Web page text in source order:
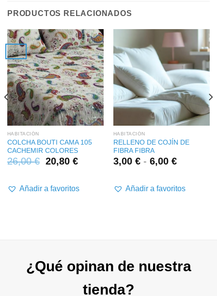
PRODUCTOS RELACIONADOS
HABITACIÓN
COLCHA BOUTI CAMA 105
CACHEMIR COLORES
26,00€ 20,80 €
Añadir a favoritos
HABITACIÓN
RELLENO DE COJÍN DE
FIBRA FIBRA
3,00 € - 6,00 €Rango
desde
Añadir a favoritos
¿Qué opinan de nuestra
tienda?